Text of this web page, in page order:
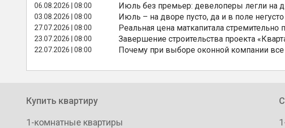
06.08.2026 | 08:00 Июль без премьер: девелоперы легли на
03.08.2026 | 08:00 Июль – на дворе пусто, да и в поле негусто
27.07.2026 | 08:00 Реальная цена маткапитала стремительно
23.07.2026 | 08:00 Завершение строительства проекта
22.07.2026 | 08:00 Почему при выборе оконной компании
Купить квартиру
1-комнатные квартиры